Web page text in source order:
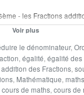
- les Fractions
et comparer les
Voir plus
le dénominateur,
, égalité, égalité des
addition des Fractions,
, Mathématique, maths
cours de maths, cours de